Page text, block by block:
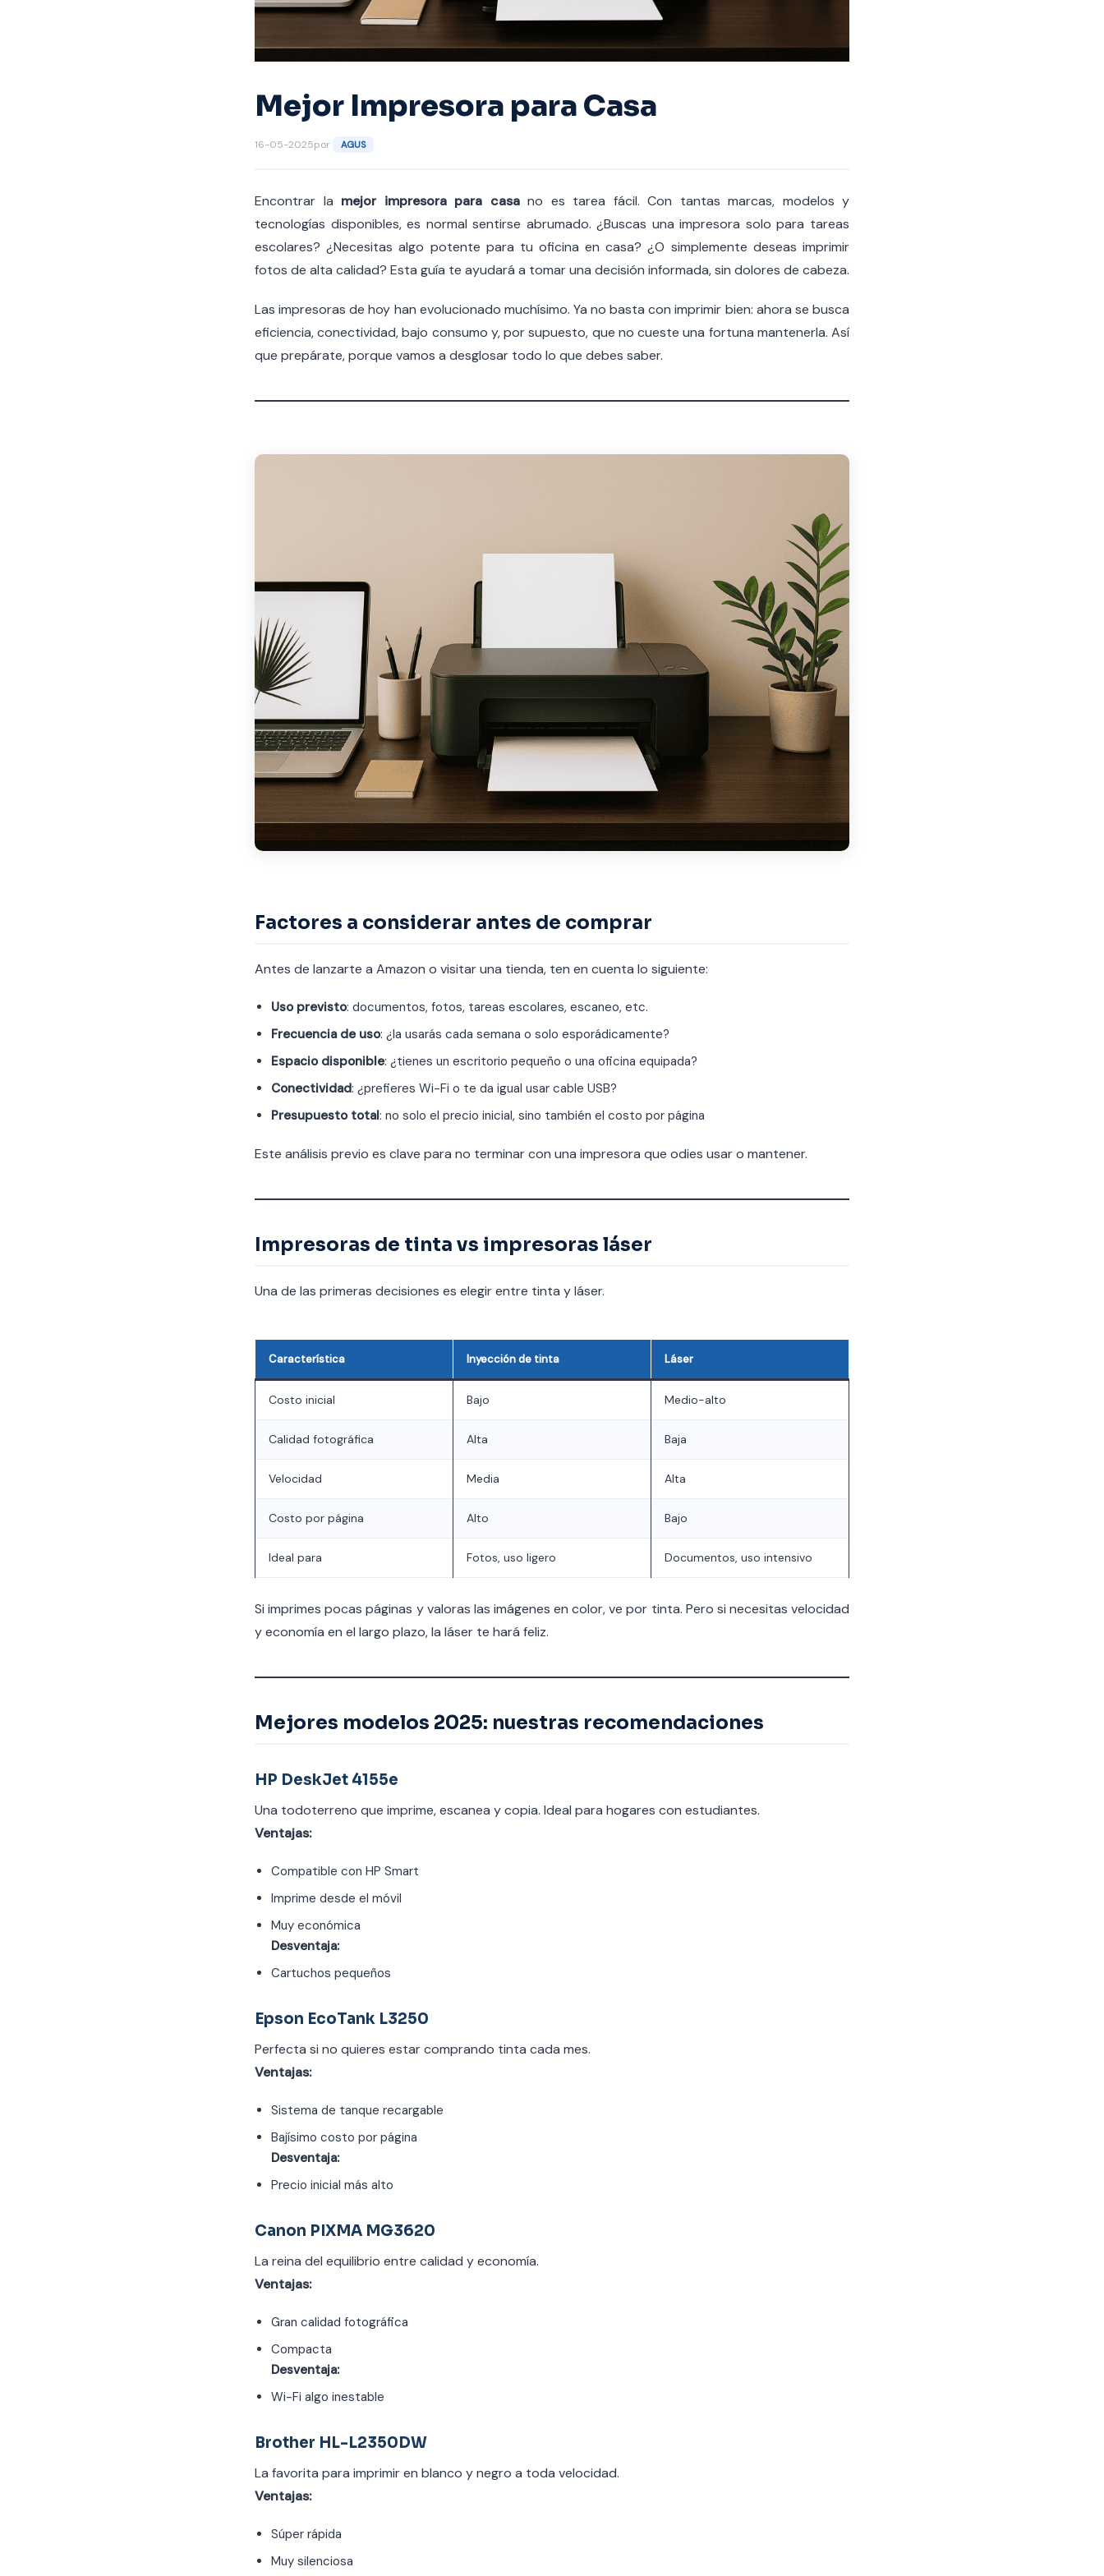
Mejor Impresora para Casa
16-05-2025por AGUS
Encontrar la mejor impresora para casano es tarea fácil. Con tantas marcas, modelos y
tecnologías disponibles, es normal sentirse abrumado. ¿Buscas una impresora solo para tareas
escolares? ¿Necesitas algo potente para tu oficina en casa? ¿O simplemente deseas imprimir
fotos de alta calidad? Esta guía te ayudará a tomar una decisión informada, sin dolores de cabeza.
Las impresoras de hoy han evolucionado muchísimo. Ya no basta con imprimir bien: ahora se busca
eficiencia, conectividad, bajo consumo y, por supuesto, que no cueste una fortuna mantenerla. Así
que prepárate, porque vamos a desglosar todo lo que debes saber.
Factores a considerar antes de comprar
Antes de lanzarte a Amazon o visitar una tienda, ten en cuenta lo siguiente:
Uso previsto: documentos, fotos, tareas escolares, escaneo, etc.
Frecuencia de uso: ¿la usarás cada semana o solo esporádicamente?
Espacio disponible: ¿tienes un escritorio pequeño o una oficina equipada?
Conectividad: ¿prefieres Wi-Fi o te da igual usar cable USB?
Presupuesto total: no solo el precio inicial, sino también el costo por página
Este análisis previo es clave para no terminar con una impresora que odies usar o mantener.
Impresoras de tinta vs impresoras láser
Una de las primeras decisiones es elegir entre tinta y láser.
Característica Inyección de tinta Láser
Costo inicial Bajo Medio-alto
Calidad fotográfica Alta Baja
Velocidad Media Alta
Costo por página Alto Bajo
Ideal para Fotos, uso ligero Documentos, uso intensivo
Si imprimes pocas páginas y valoras las imágenes en color, ve por tinta. Pero si necesitas velocidad
y economía en el largo plazo, la láser te hará feliz.
Mejores modelos 2025: nuestras recomendaciones
HP DeskJet 4155e
Una todoterreno que imprime, escanea y copia. Ideal para hogares con estudiantes.
Ventajas:
Compatible con HP Smart
Imprime desde el móvil
Muy económica
Desventaja:
Cartuchos pequeños
Epson EcoTank L3250
Perfecta si no quieres estar comprando tinta cada mes.
Ventajas:
Sistema de tanque recargable
Bajísimo costo por página
Desventaja:
Precio inicial más alto
Canon PIXMA MG3620
La reina del equilibrio entre calidad y economía.
Ventajas:
Gran calidad fotográfica
Compacta
Desventaja:
Wi-Fi algo inestable
Brother HL-L2350DW
La favorita para imprimir en blanco y negro a toda velocidad.
Ventajas:
Súper rápida
Muy silenciosa